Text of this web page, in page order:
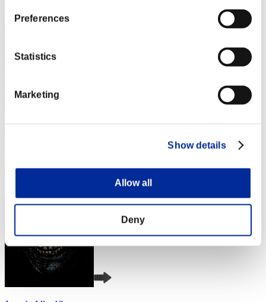
Preferences
Statistics
Marketing
Show details
Allow all
Deny
RANK